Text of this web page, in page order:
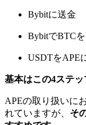
Bybitに送金
BybitでBTC
USDTをAPE
基本はこの4ステッ
APEの取り扱いに
れていますが、 そ